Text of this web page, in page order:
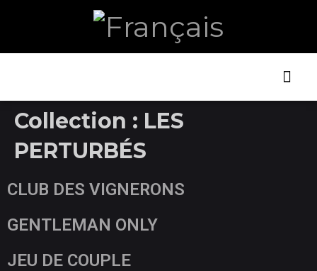
Collection : LES
PERTURBÉS
CLUB DES VIGNERONS
GENTLEMAN ONLY
JEU DE COUPLE